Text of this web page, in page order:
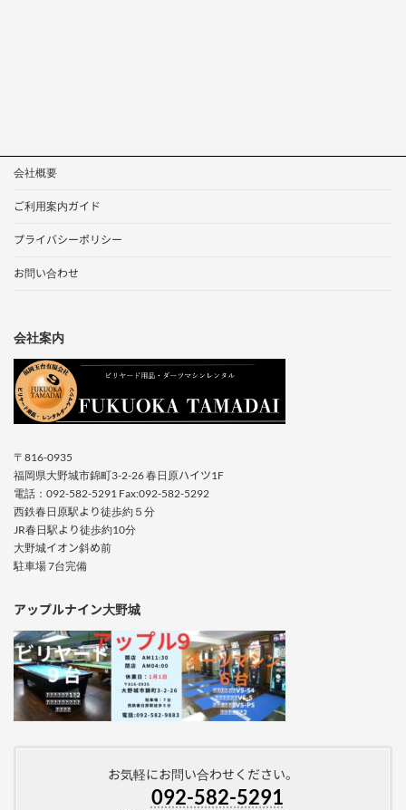
会社概要
ご利用案内ガイド
プライバシーポリシー
お問い合わせ
会社案内
〒816-0935
福岡県大野城市錦町3-2-26 春日原ハイツ1F
電話：092-582-5291 Fax:092-582-5292
西鉄春日原駅より徒歩約５分
JR春日駅より徒歩約10分
大野城イオン斜め前
駐車場 7台完備
アップルナイン大野城
お気軽にお問い合わせください。
092-582-5291